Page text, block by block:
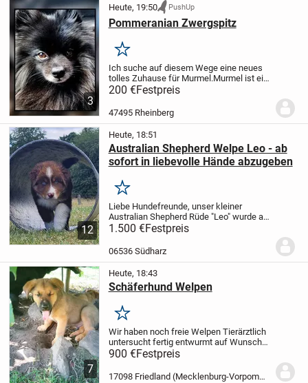
3
Heute, 19:50 PushUp
Pommeranian Zwergspitz
Merken
Ich suche auf diesem Wege eine neues
tolles Zuhause für Murmel.Murmel ist ein
Pommeranian Zwergspitz Männchen. Er
ist 5 Jahre alt (seit Baby bei mir), nicht
kastriert (hat gesunde Babys gezeugt)
ist...
200 €Festpreis
47495 Rheinberg
12
Heute, 18:51
Australian Shepherd Welpe Leo - ab
sofort in liebevolle Hände abzugeben
Merken
Liebe Hundefreunde, unser kleiner
Australian Shepherd Rüde "Leo" wurde am
01.06.2026 geboren und ist ab sofort
bereit, in sein neues Zuhause
umzuziehen.Leo wächst bei uns im Haus
1.500 €Festpreis
06536 Südharz
7
Heute, 18:43
Schäferhund Welpen
Merken
Wir haben noch freie Welpen Tierärztlich
untersucht fertig entwurmt auf Wunsch
mit Chip und EU Ausweis ! Die Welpen
sind schon Stubenrein! Abgabe bereit
Besichtigung der Elterntiere vor Ort
900 €Festpreis
17098 Friedland (Mecklenburg-Vorpommern)